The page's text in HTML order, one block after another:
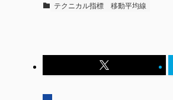
テクニカル指標
移動平均線